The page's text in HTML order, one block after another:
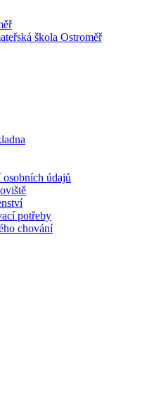
škola Ostroměř
údajů
potřeby
chování